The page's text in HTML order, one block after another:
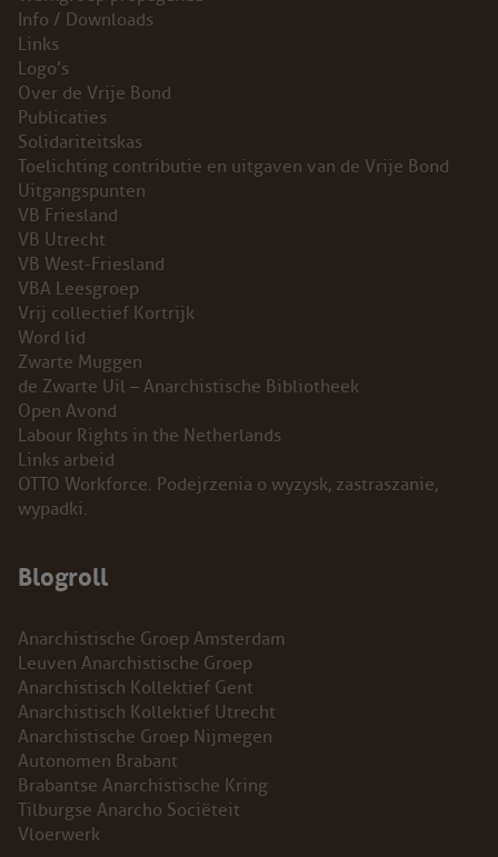
Info / Downloads
Links
Logo’s
Over de Vrije Bond
Publicaties
Solidariteitskas
Toelichting contributie en uitgaven van de Vrije Bond
Uitgangspunten
VB Friesland
VB Utrecht
VB West-Friesland
VBA Leesgroep
Vrij collectief Kortrijk
Word lid
Zwarte Muggen
de Zwarte Uil – Anarchistische Bibliotheek
Open Avond
Labour Rights in the Netherlands
Links arbeid
OTTO Workforce. Podejrzenia o wyzysk, zastraszanie,
wypadki.
Blogroll
Anarchistische Groep Amsterdam
Leuven Anarchistische Groep
Anarchistisch Kollektief Gent
Anarchistisch Kollektief Utrecht
Anarchistische Groep Nijmegen
Autonomen Brabant
Brabantse Anarchistische Kring
Tilburgse Anarcho Sociëteit
Vloerwerk